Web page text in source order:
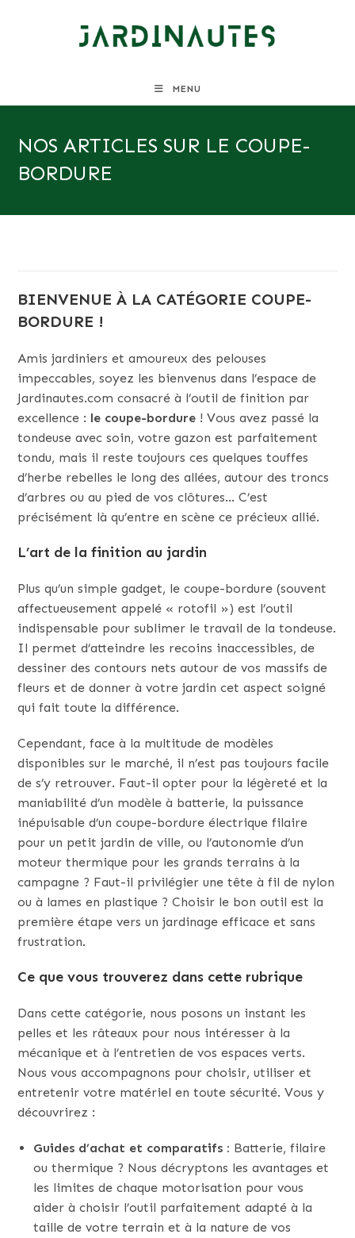
MENU
NOS ARTICLES SUR LE COUPE-
BORDURE
BIENVENUE À LA CATÉGORIE COUPE-
BORDURE !
Amis jardiniers et amoureux des pelouses
impeccables, soyez les bienvenus dans l’espace de
Jardinautes.com consacré à l’outil de finition par
excellence : le coupe-bordure ! Vous avez passé la
tondeuse avec soin, votre gazon est parfaitement
tondu, mais il reste toujours ces quelques touffes
d’herbe rebelles le long des allées, autour des troncs
d’arbres ou au pied de vos clôtures… C’est
précisément là qu’entre en scène ce précieux allié.
L’art de la finition au jardin
Plus qu’un simple gadget, le coupe-bordure (souvent
affectueusement appelé « rotofil ») est l’outil
indispensable pour sublimer le travail de la tondeuse.
Il permet d’atteindre les recoins inaccessibles, de
dessiner des contours nets autour de vos massifs de
fleurs et de donner à votre jardin cet aspect soigné
qui fait toute la différence.
Cependant, face à la multitude de modèles
disponibles sur le marché, il n’est pas toujours facile
de s’y retrouver. Faut-il opter pour la légèreté et la
maniabilité d’un modèle à batterie, la puissance
inépuisable d’un coupe-bordure électrique filaire
pour un petit jardin de ville, ou l’autonomie d’un
moteur thermique pour les grands terrains à la
campagne ? Faut-il privilégier une tête à fil de nylon
ou à lames en plastique ? Choisir le bon outil est la
première étape vers un jardinage efficace et sans
frustration.
Ce que vous trouverez dans cette rubrique
Dans cette catégorie, nous posons un instant les
pelles et les râteaux pour nous intéresser à la
mécanique et à l’entretien de vos espaces verts.
Nous vous accompagnons pour choisir, utiliser et
entretenir votre matériel en toute sécurité. Vous y
découvrirez :
Guides d’achat et comparatifs : Batterie, filaire
ou thermique ? Nous décryptons les avantages et
les limites de chaque motorisation pour vous
aider à choisir l’outil parfaitement adapté à la
taille de votre terrain et à la nature de vos